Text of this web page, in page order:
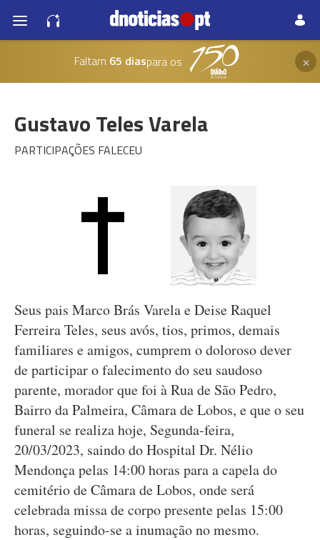
Faltam 65 diaspara os ×
Gustavo Teles Varela
PARTICIPAÇÕES FALECEU
Seus pais Marco Brás Varela e Deise Raquel
Ferreira Teles, seus avós, tios, primos, demais
familiares e amigos, cumprem o doloroso dever
de participar o falecimento do seu saudoso
parente, morador que foi à Rua de São Pedro,
Bairro da Palmeira, Câmara de Lobos, e que o seu
funeral se realiza hoje, Segunda-feira,
20/03/2023, saindo do Hospital Dr. Nélio
Mendonça pelas 14:00 horas para a capela do
cemitério de Câmara de Lobos, onde será
celebrada missa de corpo presente pelas 15:00
horas, seguindo-se a inumação no mesmo.